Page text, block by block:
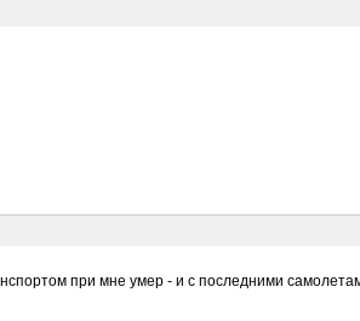
при мне умер - и с последними